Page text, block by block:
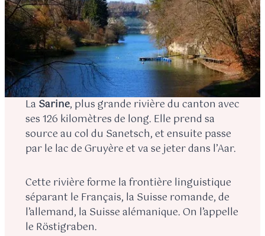
La Sarine, plus grande rivière du canton avec
ses 126 kilomètres de long. Elle prend sa
source au col du Sanetsch, et ensuite passe
par le lac de Gruyère et va se jeter dans l’Aar.
Cette rivière forme la frontière linguistique
séparant le Français, la Suisse romande, de
l’allemand, la Suisse alémanique. On l’appelle
le Röstigraben.